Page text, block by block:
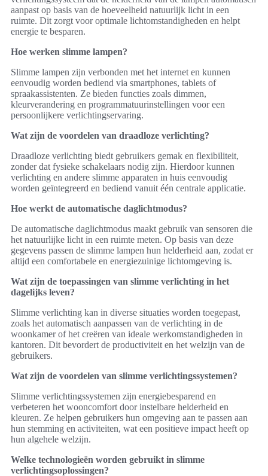
aanpast op basis van de hoeveelheid natuurlijk licht in een
ruimte. Dit zorgt voor optimale lichtomstandigheden en helpt
energie te besparen.
Hoe werken slimme lampen?
Slimme lampen zijn verbonden met het internet en kunnen
eenvoudig worden bediend via smartphones, tablets of
spraakassistenten. Ze bieden functies zoals dimmen,
kleurverandering en programmatuurinstellingen voor een
persoonlijkere verlichtingservaring.
Wat zijn de voordelen van draadloze verlichting?
Draadloze verlichting biedt gebruikers gemak en flexibiliteit,
zonder dat fysieke schakelaars nodig zijn. Hierdoor kunnen
verlichting en andere slimme apparaten in huis eenvoudig
worden geïntegreerd en bediend vanuit één centrale applicatie.
Hoe werkt de automatische daglichtmodus?
De automatische daglichtmodus maakt gebruik van sensoren die
het natuurlijke licht in een ruimte meten. Op basis van deze
gegevens passen de slimme lampen hun helderheid aan, zodat er
altijd een comfortabele en energiezuinige lichtomgeving is.
Wat zijn de toepassingen van slimme verlichting in het
dagelijks leven?
Slimme verlichting kan in diverse situaties worden toegepast,
zoals het automatisch aanpassen van de verlichting in de
woonkamer of het creëren van ideale werkomstandigheden in
kantoren. Dit bevordert de productiviteit en het welzijn van de
gebruikers.
Wat zijn de voordelen van slimme verlichtingssystemen?
Slimme verlichtingssystemen zijn energiebesparend en
verbeteren het wooncomfort door instelbare helderheid en
kleuren. Ze helpen gebruikers hun omgeving aan te passen aan
hun stemming en activiteiten, wat een positieve impact heeft op
hun algehele welzijn.
Welke technologieën worden gebruikt in slimme
verlichtingsoplossingen?